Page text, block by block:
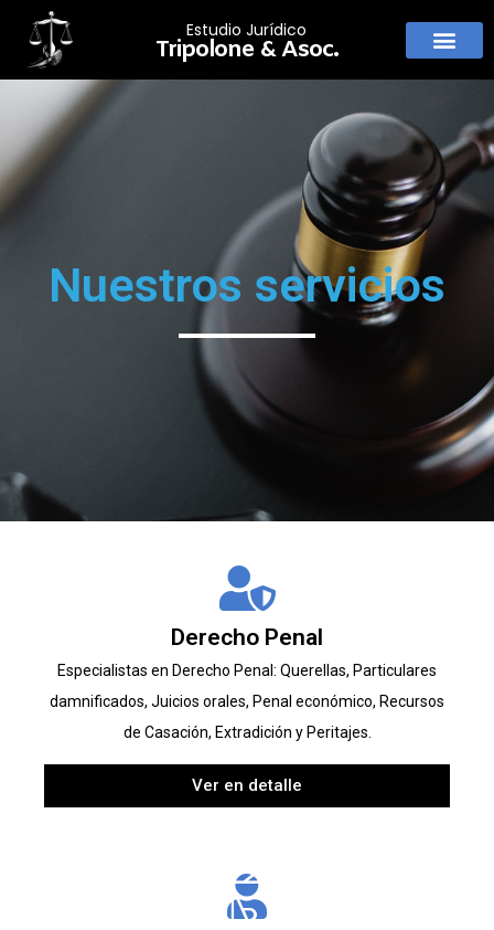
Estudio Jurídico
Tripolone & Asoc.
Nuestros servicios
Derecho Penal
Especialistas en Derecho Penal: Querellas, Particulares
damnificados, Juicios orales, Penal económico, Recursos
de Casación, Extradición y Peritajes.
Ver en detalle